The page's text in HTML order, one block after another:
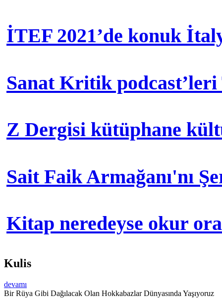
İTEF 2021’de konuk
Sanat Kritik podcast’leri
Z Dergisi kütüphane
Sait Faik Armağanı'nı
Kitap neredeyse okur
Kulis
devamı
Bir Rüya Gibi Dağılacak Olan Hokkabazlar Dünyasında Yaşıyoruz